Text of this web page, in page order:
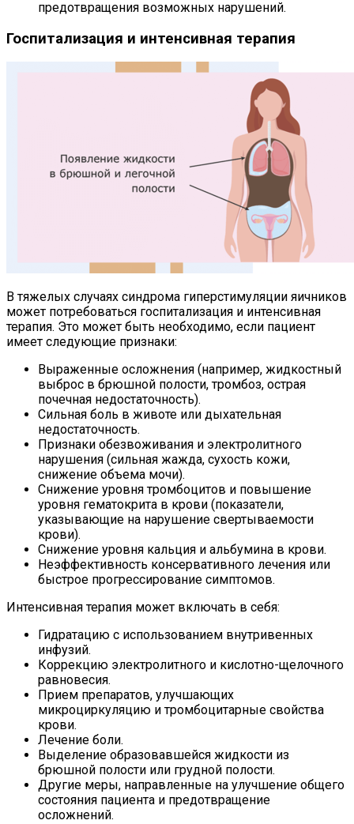
предотвращения возможных нарушений.
Госпитализация и интенсивная терапия
В тяжелых случаях синдрома гиперстимуляции яичников
может потребоваться госпитализация и интенсивная
терапия. Это может быть необходимо, если пациент
имеет следующие признаки:
Выраженные осложнения (например, жидкостный
выброс в брюшной полости, тромбоз, острая
почечная недостаточность).
Сильная боль в животе или дыхательная
недостаточность.
Признаки обезвоживания и электролитного
нарушения (сильная жажда, сухость кожи,
снижение объема мочи).
Снижение уровня тромбоцитов и повышение
уровня гематокрита в крови (показатели,
указывающие на нарушение свертываемости
крови).
Снижение уровня кальция и альбумина в крови.
Неэффективность консервативного лечения или
быстрое прогрессирование симптомов.
Интенсивная терапия может включать в себя:
Гидратацию с использованием внутривенных
инфузий.
Коррекцию электролитного и кислотно-щелочного
равновесия.
Прием препаратов, улучшающих
микроциркуляцию и тромбоцитарные свойства
крови.
Лечение боли.
Выделение образовавшейся жидкости из
брюшной полости или грудной полости.
Другие меры, направленные на улучшение общего
состояния пациента и предотвращение
осложнений.